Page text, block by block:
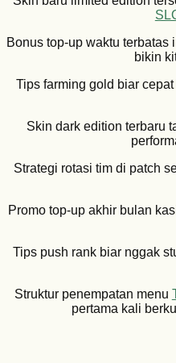
Bonus top-up waktu
bikin
Tips farming gold biar
Skin dark edition terbaru
Strategi rotasi tim di patch
Promo top-up akhir bulan
Tips push rank biar nggak
Struktur penempatan menu
pertama kali